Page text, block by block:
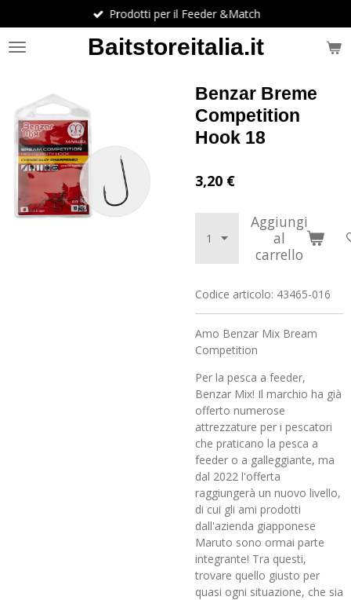
al
contenuto
Baitstoreitalia.it
Prodotti per il Feeder &Match
Benzar Breme
Competition
Hook 18
3,20 €
Aggiungi
al
carrello
Codice articolo: 43465-016
Amo Benzar Mix Bream
Competition
Per la pesca a feeder,
Benzar Mix! Il marchio ha già
offerto numerose
attrezzature per i pescatori
che praticano la pesca a
feeder o a galleggiante, ma
dal 2022 l'offerta
raggiungerà un nuovo livello,
di cui gli ami prodotti
dall'azienda giapponese
Maruto sono ormai parte
integrante! Tra questi,
trovare quello giusto per
quasi ogni situazione, che sia